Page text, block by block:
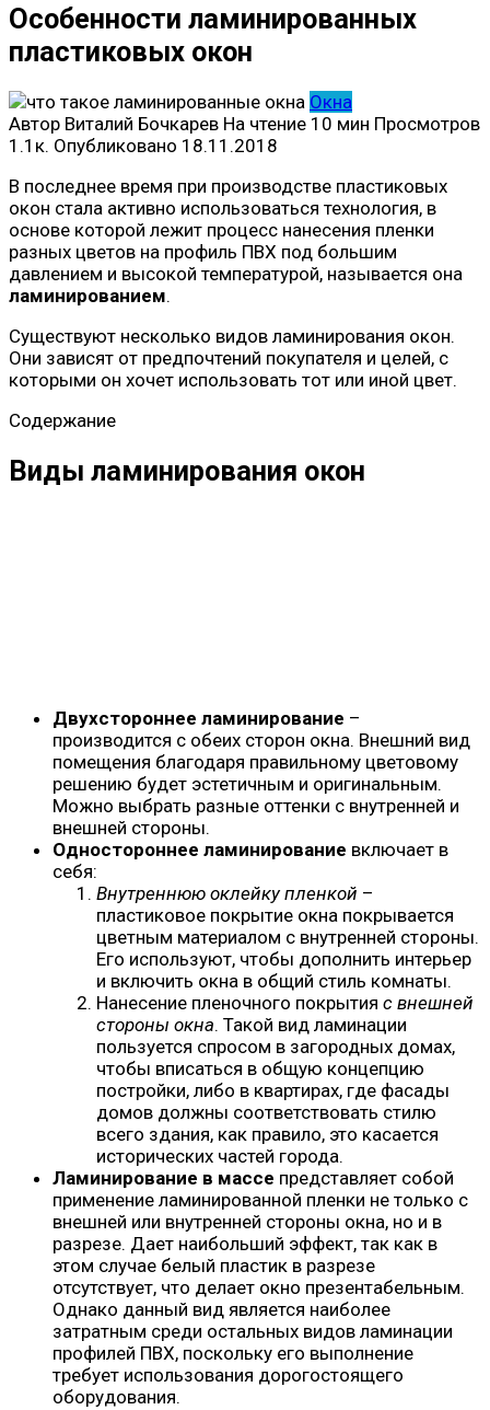
Особенности ламинированных
пластиковых окон
Окна
Автор Виталий Бочкарев На чтение 10 мин Просмотров
1.1к. Опубликовано 18.11.2018
В последнее время при производстве пластиковых
окон стала активно использоваться технология, в
основе которой лежит процесс нанесения пленки
разных цветов на профиль ПВХ под большим
давлением и высокой температурой, называется она
ламинированием.
Существуют несколько видов ламинирования окон.
Они зависят от предпочтений покупателя и целей, с
которыми он хочет использовать тот или иной цвет.
Содержание
Виды ламинирования окон
Двухстороннее ламинирование –
производится с обеих сторон окна. Внешний вид
помещения благодаря правильному цветовому
решению будет эстетичным и оригинальным.
Можно выбрать разные оттенки с внутренней и
внешней стороны.
Одностороннее ламинирование включает в
себя:
Внутреннюю оклейку пленкой –
пластиковое покрытие окна покрывается
цветным материалом с внутренней стороны.
Его используют, чтобы дополнить интерьер
и включить окна в общий стиль комнаты.
Нанесение пленочного покрытия с внешней
стороны окна. Такой вид ламинации
пользуется спросом в загородных домах,
чтобы вписаться в общую концепцию
постройки, либо в квартирах, где фасады
домов должны соответствовать стилю
всего здания, как правило, это касается
исторических частей города.
Ламинирование в массе представляет собой
применение ламинированной пленки не только с
внешней или внутренней стороны окна, но и в
разрезе. Дает наибольший эффект, так как в
этом случае белый пластик в разрезе
отсутствует, что делает окно презентабельным.
Однако данный вид является наиболее
затратным среди остальных видов ламинации
профилей ПВХ, поскольку его выполнение
требует использования дорогостоящего
оборудования.